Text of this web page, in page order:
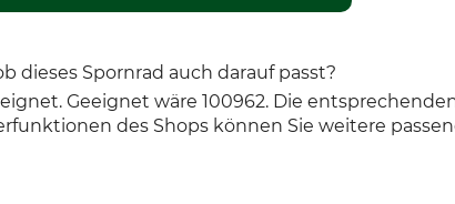
dieses Spornrad auch darauf passt?
Geeignet wäre 100962. Die
des Shops können Sie weitere